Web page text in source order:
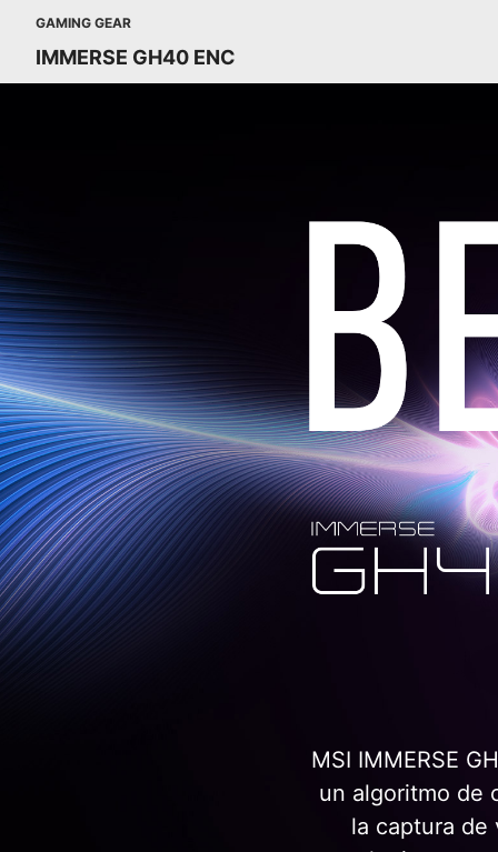
GAMING GEAR
IMMERSE GH40 ENC
MSI IMMERSE
un algoritmo de
la captura de